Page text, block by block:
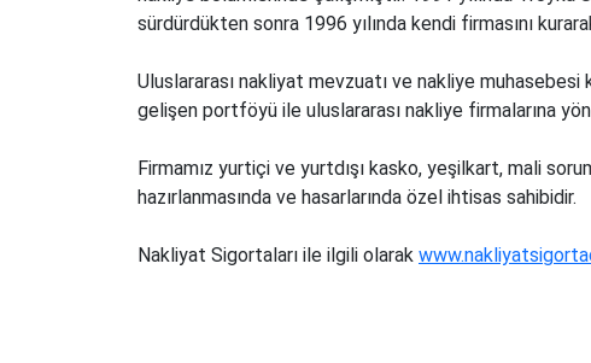
sürdürdükten sonra 1996 yılında kendi firmasını
Uluslararası nakliyat mevzuatı ve nakliye
gelişen portföyü ile uluslararası nakliye firmalarına
Firmamız yurtiçi ve yurtdışı kasko, yeşilkart, mali
hazırlanmasında ve hasarlarında özel ihtisas sahibidir.
Nakliyat Sigortaları ile ilgili olarak